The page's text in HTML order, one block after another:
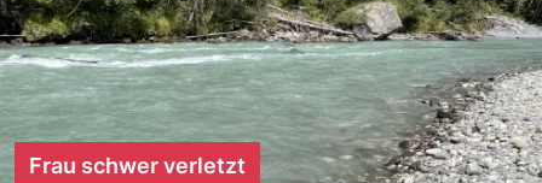
Frau schwer verletzt